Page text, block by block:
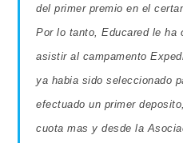
del primer premio en el
Por lo tanto, Educared le ha
asistir al campamento
ya habia sido seleccionado
efectuado un primer
cuota mas y desde la